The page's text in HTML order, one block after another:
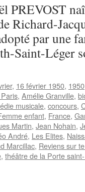
PREVOST
Richard-
par une
Saint-
, 16 février 1950, 1950
, Amélie Granville,
musicale, concours,
enfant, France,
Martin, Jean Nohain,
André, Les Elites,
Marcillac, Reviens sur
, théâtre de la Porte